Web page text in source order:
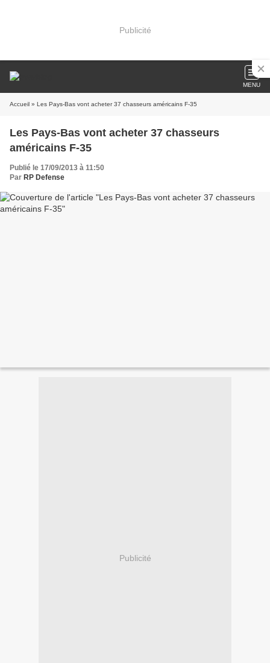
Publicité
MENU
Accueil » Les Pays-Bas vont acheter 37 chasseurs américains F-35
Les Pays-Bas vont acheter 37 chasseurs
américains F-35
Publié le 17/09/2013 à 11:50
Par RP Defense
Publicité